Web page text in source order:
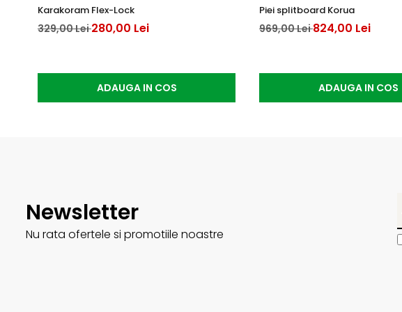
Karakoram Flex-Lock
329,00 Lei280,00 Lei
ADAUGA IN COS
Piei splitboard Korua
969,00 Lei824,00 Lei
ADAUGA IN COS
Newsletter
Nu rata ofertele si promotiile noastre